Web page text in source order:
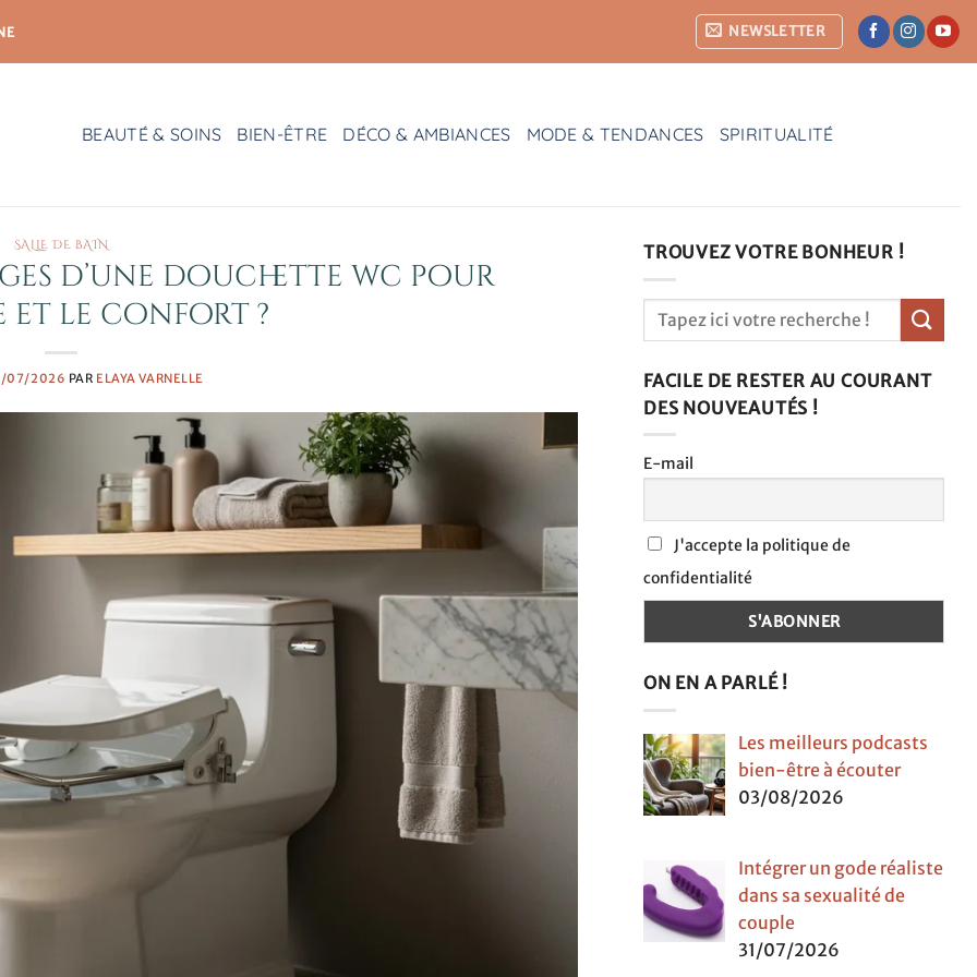
NEWSLETTER
BEAUTÉ & SOINS BIEN-ÊTRE DÉCO & AMBIANCES MODE & TENDANCES SPIRITUALITÉ
SALLE DE BAIN
d’une douchette wc pour
et le confort ?
07/2026 PAR ELAYA VARNELLE
TROUVEZ VOTRE BONHEUR !
FACILE DE RESTER AU COURANT
DES NOUVEAUTÉS !
E-mail
J'accepte la politique de
confidentialité
ON EN A PARLÉ !
Les meilleurs podcasts
bien-être à écouter
03/08/2026
Intégrer un gode réaliste
dans sa sexualité de
couple
31/07/2026